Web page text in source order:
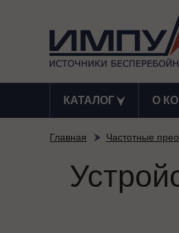
КАТАЛОГ О
Главная Частотные